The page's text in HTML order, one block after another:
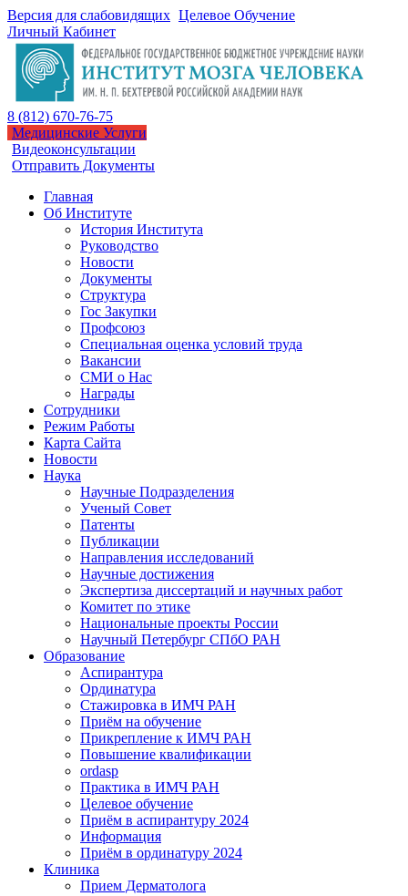
Версия для слабовидящих Целевое Обучение
Личный Кабинет
8 (812) 670-76-75
Медицинские Услуги
Видеоконсультации
Отправить Документы
Главная
Об Институте
История Института
Руководство
Новости
Документы
Структура
Гос Закупки
Профсоюз
Специальная оценка условий труда
Вакансии
СМИ о Нас
Награды
Сотрудники
Режим Работы
Карта Сайта
Новости
Наука
Научные Подразделения
Ученый Совет
Патенты
Публикации
Направления исследований
Научные достижения
Экспертиза диссертаций и научных работ
Комитет по этике
Национальные проекты России
Научный Петербург СПбО РАН
Образование
Аспирантура
Ординатура
Стажировка в ИМЧ РАН
Приём на обучение
Прикрепление к ИМЧ РАН
Повышение квалификации
ordasp
Практика в ИМЧ РАН
Целевое обучение
Приём в аспирантуру 2024
Информация
Приём в ординатуру 2024
Клиника
Прием Дерматолога